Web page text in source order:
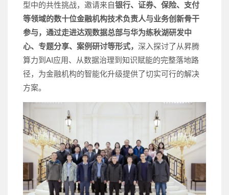
型中的共性挑战，邀请来自银行、证券、保险、支付
等领域的数十位金融机构技术负责人与业务创新骨干
参与，通过走进达观数据总部与华为练秋湖研发中
心、专题分享、案例研讨等形式， 深入探讨了从昇腾
算力到AI应用、从数据治理到知识赋能的完整落地路
径，为金融机构的智能化升级提供了切实可行的解决
方案。